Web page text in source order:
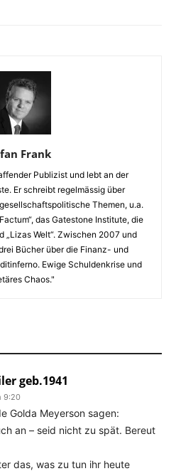
Frank
Publizist und lebt an der
Er schreibt regelmässig über
Themen, u.a.
das Gatestone Institute, die
„Lizas Welt“. Zwischen 2007 und
Bücher über die Finanz- und
Ewige Schuldenkrise und
Chaos."
geb.1941
9:20
Golda Meyerson sagen:
an – seid nicht zu spät. Bereut
das, was zu tun ihr heute